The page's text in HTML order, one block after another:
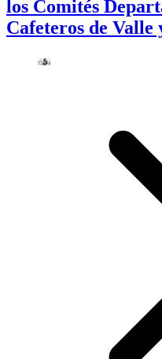
los Comités
Cafeteros de Valle